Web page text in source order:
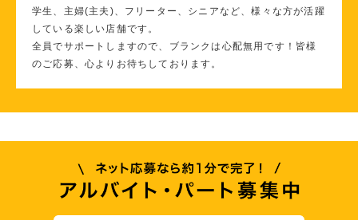
学生、主婦(主夫)、フリーター、シニアなど、様々な方が活躍
している楽しい店舗です。
全員でサポートしますので、ブランクは心配無用です！皆様
のご応募、心よりお待ちしております。